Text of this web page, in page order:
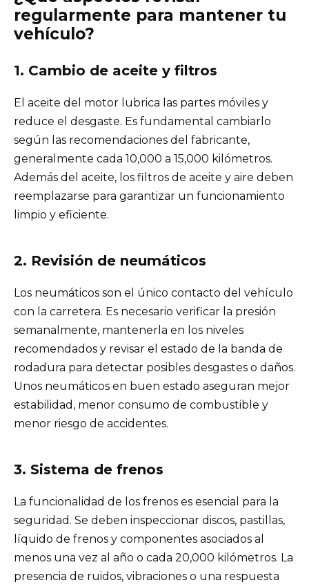
regularmente para mantener tu
vehículo?
1. Cambio de aceite y filtros
El aceite del motor lubrica las partes móviles y
reduce el desgaste. Es fundamental cambiarlo
según las recomendaciones del fabricante,
generalmente cada 10,000 a 15,000 kilómetros.
Además del aceite, los filtros de aceite y aire deben
reemplazarse para garantizar un funcionamiento
limpio y eficiente.
2. Revisión de neumáticos
Los neumáticos son el único contacto del vehículo
con la carretera. Es necesario verificar la presión
semanalmente, mantenerla en los niveles
recomendados y revisar el estado de la banda de
rodadura para detectar posibles desgastes o daños.
Unos neumáticos en buen estado aseguran mejor
estabilidad, menor consumo de combustible y
menor riesgo de accidentes.
3. Sistema de frenos
La funcionalidad de los frenos es esencial para la
seguridad. Se deben inspeccionar discos, pastillas,
líquido de frenos y componentes asociados al
menos una vez al año o cada 20,000 kilómetros. La
presencia de ruidos, vibraciones o una respuesta